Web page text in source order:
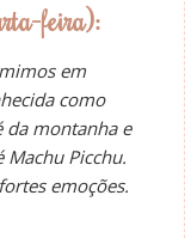
feira):
em
como
da montanha e
Machu Picchu.
emoções.